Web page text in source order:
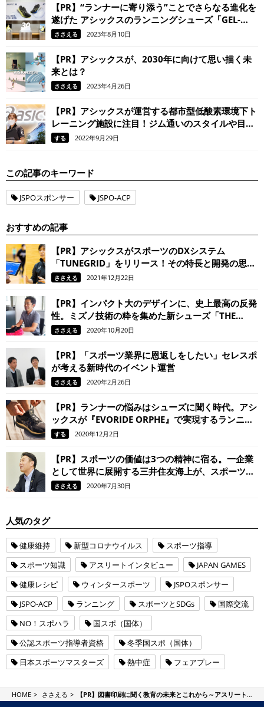
【PR】“ランナーに寄り添う”ことでさらなる進化を
遂げた アシックスのランニングシューズ「GEL-
KAYANO 30」。 履けばきっと、走るのがもっと楽
ささえる 2023年8月10日
【PR】アシックスが、2030年に向けて思い描く未
来とは？
ささえる 2023年4月26日
【PR】アシックスが運営する都市型低酸素環境下ト
レーニング施設に注目！ジム通いのスタイルや目的
が変わる？！
する 2022年9月29日
この記事のキーワード
JSPOスポンサー JSPO-ACP
おすすめの記事
【PR】アシックスがスポーツのDXシステム
「TUNEGRID」をリリース！その特長と開発の思い
はささえる 2021年12月22日
【PR】インパクト大のデザインに、史上最高の反発
性。ミズノ技術の粋を集めた新シューズ「THE
MIZUNO ENERZY」
ささえる 2020年10月20日
【PR】「スポーツ業界に恩返しをしたい」セレスポ
が考える新時代のイベント運営
ささえる 2020年2月26日
【PR】ランナーの悩みはシューズに聞く時代。アシ
ックスが『EVORIDE ORPHE』で実現するランニン
グシューズの未来とは
する 2020年12月2日
【PR】スポーツの価値は3つの精神に宿る。一企業
として世界に展開する三井住友海上が、スポーツ振
興に力を入れる理由
ささえる 2020年7月30日
人気のタグ
健康維持 新型コロナウイルス
スポーツ指導
スポーツ知識
アスリートインタビュー
JAPAN GAMES
健康レシピ
ウィンタースポーツ
JSPOスポンサー
JSPO-ACP
ランニング スポーツとSDGs
国際交流
NO！スポハラ
国スポ（国体）
公認スポーツ指導者資格
冬季国スポ（国体）
日本スポーツマスターズ
熱中症 フェアプレー
HOMEJSPO Plus
ささえる 【PR】図書印刷に聞く教育の未来とこれから～アスリートに求められる資質とは～